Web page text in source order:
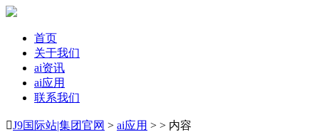
首页
关于我们
ai资讯
ai应用
联系我们
J9国际站|集团官网 > ai应用 > > 内容